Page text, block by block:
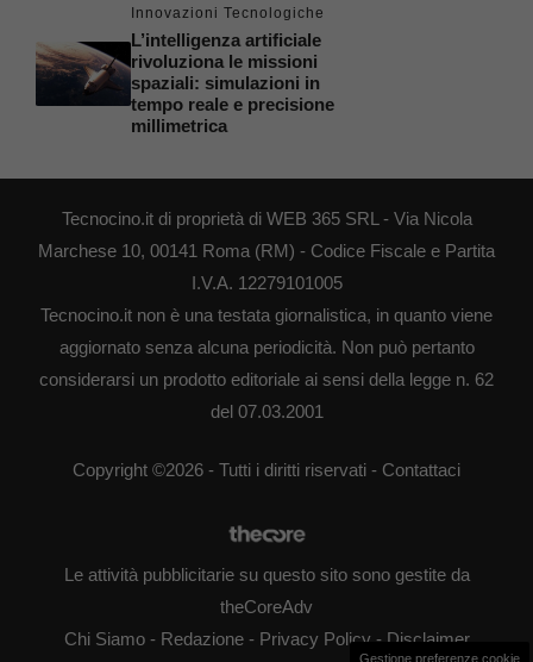
Innovazioni Tecnologiche
L’intelligenza artificiale
rivoluziona le missioni
spaziali: simulazioni in
tempo reale e precisione
millimetrica
Tecnocino.it di proprietà di WEB 365 SRL - Via Nicola
Marchese 10, 00141 Roma (RM) - Codice Fiscale e Partita
I.V.A. 12279101005
Tecnocino.it non è una testata giornalistica, in quanto viene
aggiornato senza alcuna periodicità. Non può pertanto
considerarsi un prodotto editoriale ai sensi della legge n. 62
del 07.03.2001
Copyright ©2026 - Tutti i diritti riservati - Contattaci
Le attività pubblicitarie su questo sito sono gestite da
theCoreAdv
Chi Siamo- Redazione- Privacy Policy- Disclaimer
Gestione preferenze cookie